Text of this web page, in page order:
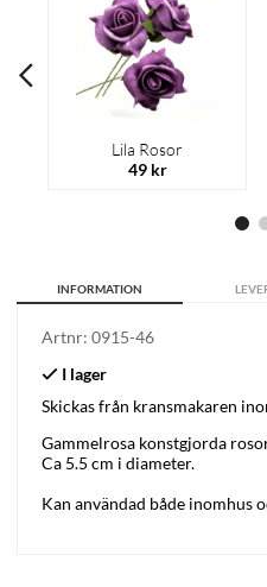
Lila Rosor
49 kr
INFORMATION
Artnr: 0915-46
Skickas från kransmakaren
Gammelrosa konstgjorda
Ca 5.5 cm i diameter.
Kan användad både inomhus